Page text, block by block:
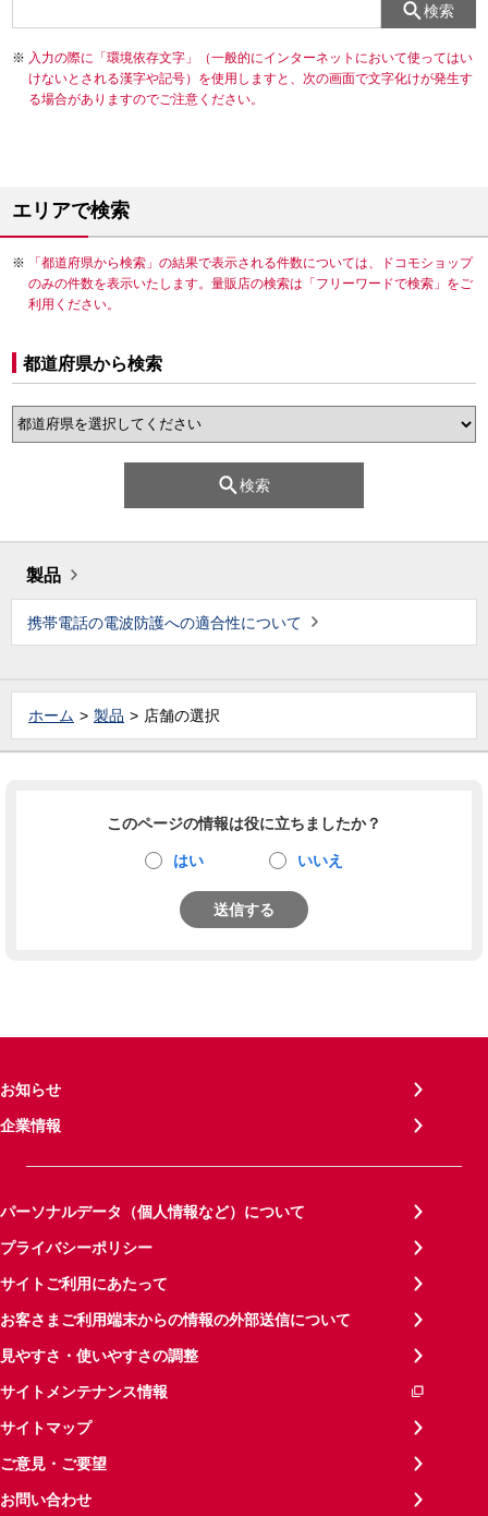
検索
入力の際に「環境依存文字」（一般的にインターネットにおいて使ってはい
けないとされる漢字や記号）を使用しますと、次の画面で文字化けが発生す
る場合がありますのでご注意ください。
エリアで検索
「都道府県から検索」の結果で表示される件数については、ドコモショップ
のみの件数を表示いたします。量販店の検索は「フリーワードで検索」をご
利用ください。
都道府県から検索
検索
製品
携帯電話の電波防護への適合性について
ホーム 製品 店舗の選択
このページの情報は役に立ちましたか？
はい いいえ
送信する
お知らせ
企業情報
パーソナルデータ（個人情報など）について
プライバシーポリシー
サイトご利用にあたって
お客さまご利用端末からの情報の外部送信について
見やすさ・使いやすさの調整
サイトメンテナンス情報
サイトマップ
ご意見・ご要望
お問い合わせ